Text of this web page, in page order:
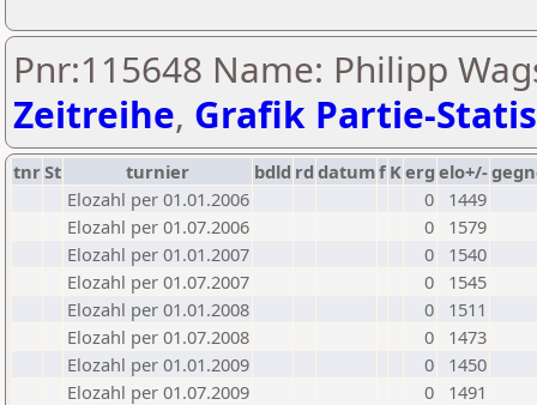
Pnr:115648 Name: Philipp
Zeitreihe, Grafik Partie-
tnrSt turnier bdld rd datumf Kerg elo+/-
Elozahl per 01.01.2006
0
1449
Elozahl per 01.07.2006
0
1579
Elozahl per 01.01.2007
0
1540
Elozahl per 01.07.2007
0
1545
Elozahl per 01.01.2008
0
1511
Elozahl per 01.07.2008
0
1473
Elozahl per 01.01.2009
0
1450
Elozahl per 01.07.2009
0
1491